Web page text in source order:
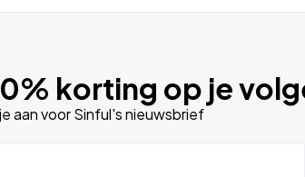
korting op je
aan voor Sinful's nieuwsbrief